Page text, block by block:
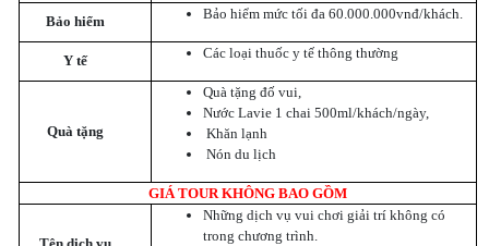
Bảo hiểm Bảo hiểm mức tối đa 60.000.000vnđ/khách.
Y tế Các loại thuốc y tế thông thường
Quà tặng
Quà tặng đố vui,
Nước Lavie 1 chai 500ml/khách/ngày,
Khăn lạnh
Nón du lịch
GIÁ TOUR KHÔNG BAO GỒM
Những dịch vụ vui chơi giải trí không có
trong chương trình.